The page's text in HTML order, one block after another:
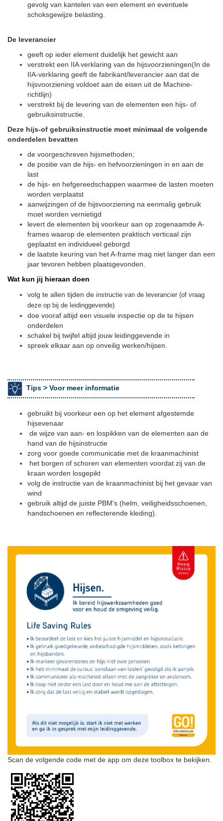
gevolg van kantelen van een element en eventuele
schoksgewijze belasting.
De leverancier
geeft op ieder element duidelijk het gewicht aan
verstrekt een IIA verklaring van de hijsvoorzieningen(In de
IIA-verklaring geeft de fabrikant/leverancier aan dat de
hijsvoorziening voldoet aan de eisen uit de Machine-
richtlijn)
verstrekt bij de levering van de elementen een hijs- of
gebruiksinstructie.
Deze hijs-of gebruiksinstructie moet minimaal de volgende
onderdelen bevatten
de voorgeschreven hijsmethoden;
de positie van de hijs- en hefvoorzieningen in en aan de
last
de hijs- en hefgereedschappen waarmee de lasten moeten
worden verplaatst
aanwijzingen of de hijsvoorziening na eenmalig gebruik
moet worden vernietigd
levert de elementen bij voorkeur aan op zogenaamde A-
frames waarop de elementen praktisch verticaal zijn
geplaatst en individueel geborgd
de laatste keuring van het A-frame mag niet langer dan een
jaar tevoren hebben plaatsgevonden.
Wat kun jij hieraan doen
volg te allen tijden de instructie van de leverancier (of vraag
deze op bij de leidinggevende)
doe vooraf altijd een visuele inspectie op de te hijsen
onderdelen
schakel bij twijfel altijd jouw leidinggevende in
spreek elkaar aan op onveilig werken/hijsen.
Tips > Voor meer informatie
gebruikt bij voorkeur een op het element afgestemde
hijsevenaar
de wijze van aan- en lospikken van de elementen aan de
hand van de hijsinstructie
zorg voor goede communicatie met de kraanmachinist
het borgen of schoren van elementen voordat zij van de
kraan worden losgepikt
volg de instructie van de kraanmachinist bij het gevaar van
wind
gebruik altijd de juiste PBM's (helm, veiligheidsschoenen,
handschoenen en reflecterende kleding).
Scan de volgende code met de app om deze toolbox te bekijken.